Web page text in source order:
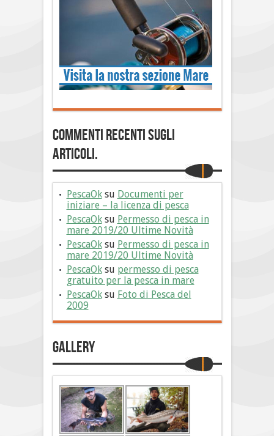
Commenti Recenti sugli
articoli.
PescaOksu Documenti per
iniziare – la licenza di pesca
PescaOksu Permesso di pesca in
mare 2019/20 Ultime Novità
PescaOksu Permesso di pesca in
mare 2019/20 Ultime Novità
PescaOksu permesso di pesca
gratuito per la pesca in mare
PescaOksu Foto di Pesca del
2009
Gallery